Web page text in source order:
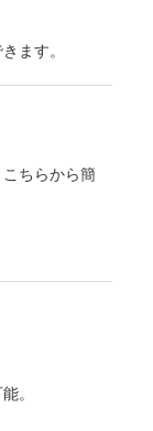
ます。
ちらから簡
。